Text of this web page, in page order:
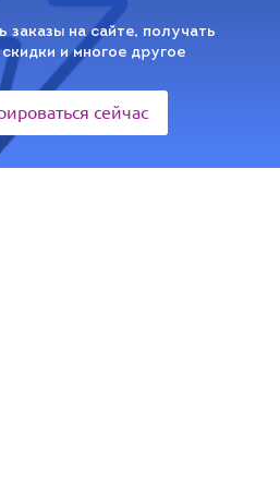
заказы на сайте, получать
и многое другое
сейчас